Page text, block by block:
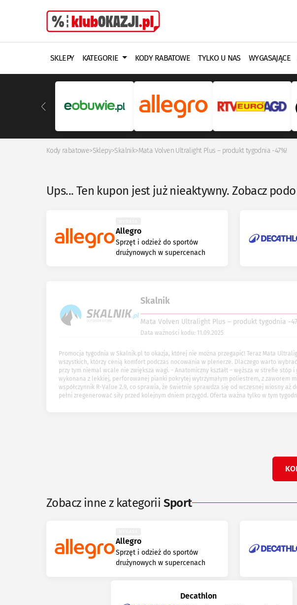
SKLEPY KATEGORIE KODY RABATOWE TYLKO U NAS WYGASAJĄCE
Kody rabatowe>Sklepy>Skalnik>Mata Volven Ultralight Plus – produkt tygodnia -47%!
Ups... Ten kupon jest już nieaktywny. Zobacz
Allegro
Sprzęt i odzież do sportów
drużynowych w supercenach
Skalnik
Mata Volven Ultralight Plus – produkt tygodnia -
Data ważności kodu: 11.09.2025
Promocja tygodnia w Skalnik.pl to okazja, której nie można przegapić! Teraz Mata
wszystkich, którzy cenią komfort podczas nocowania w plenerze. Dlaczego warto
przy tym niemal wcale nie zwiększa wagi. - Anatomiczny kształt – węższa w strefie
wykonana z lekkiej, perforowanej pianki pokrytej wytrzymałym poliestrem, z zaworem
współczynnik R-Value 2.9, co sprawia, że świetnie sprawdza się od wczesnej wiosny
pełni zregenerować siły przed kolejnym dniem przygód. Oferta ważna tylko w tym
Zobacz inne z kategorii Sport
Allegro
Sprzęt i odzież do sportów
drużynowych w supercenach
Decathlon